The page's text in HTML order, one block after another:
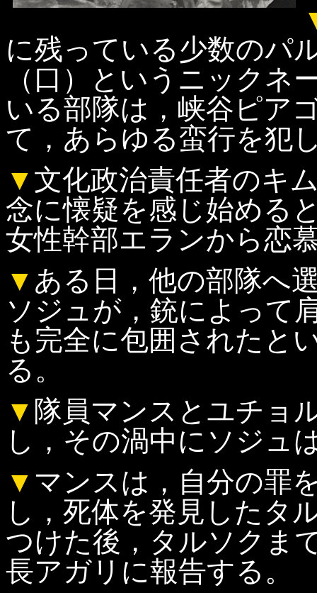
に残っている少数のパ
（口）というニックネ
いる部隊は，峡谷ピア
て，あらゆる蛮行を犯
▼ 文化政治責任者のキ
念に懐疑を感じ始める
女性幹部エランから恋
▼ ある日，他の部隊へ
ソジュが，銃によって
も完全に包囲されたと
る。
▼ 隊員マンスとユチョ
し，その渦中にソジュ
▼ マンスは，自分の罪
し，死体を発見したタ
つけた後，タルソクま
長アガリに報告する。